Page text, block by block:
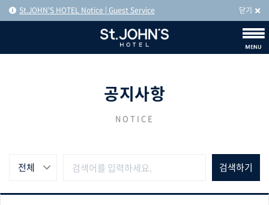
St.JOHN'S HOTEL Notice | Guest Service 닫기
공지사항
NOTICE
전체